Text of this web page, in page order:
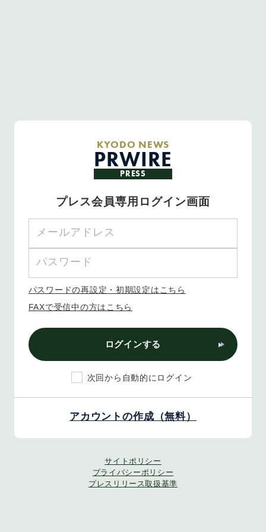
KYODO NEWS
PRWIRE
PRESS
プレス会員専用ログイン画面
パスワードの再設定・初期設定はこちら
FAXで受信中の方はこちら
ログインする
次回から自動的にログイン
アカウントの作成（無料）
サイトポリシー
プライバシーポリシー
プレスリリース取扱基準